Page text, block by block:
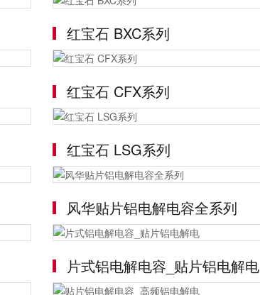
红宝石 BXC系列
红宝石 CFX系列
红宝石 LSG系列
风华贴片铝电解电容全系列
片式铝电解电容_贴片铝电解电